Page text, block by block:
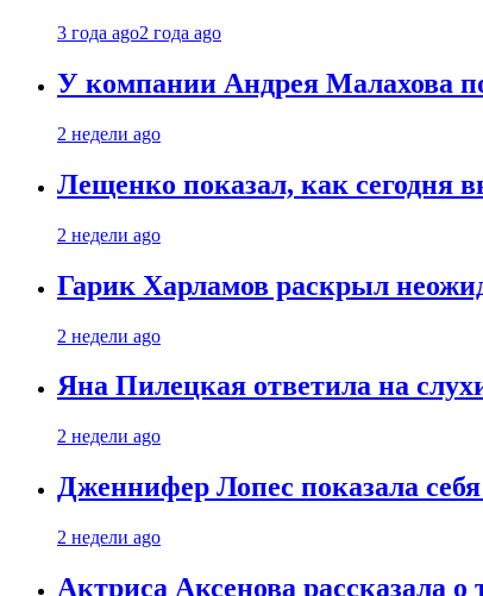
3 года ago2 года ago
У компании Андрея Малахова
2 недели ago
Лещенко показал, как сегодня
2 недели ago
Гарик Харламов раскрыл
2 недели ago
Яна Пилецкая ответила на
2 недели ago
Дженнифер Лопес показала
2 недели ago
Актриса Аксенова рассказала